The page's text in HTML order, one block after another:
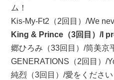
ム！
Kis-My-Ft2（2回目）/We
King & Prince（3回目）/I
郷ひろみ（33回目）/筒美京
GENERATIONS（2回目）/
純烈（3回目）/愛をください